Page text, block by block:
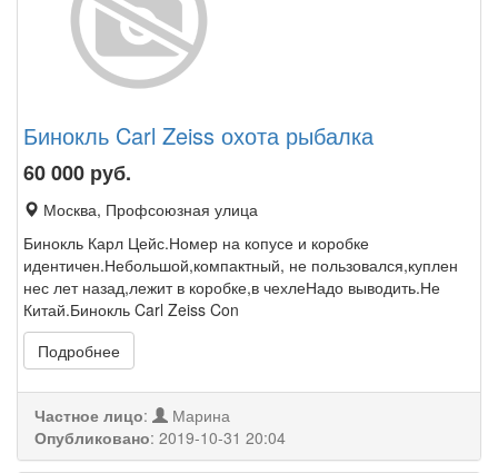
Бинокль Carl Zeiss охота рыбалка
60 000 руб.
Москва, Профсоюзная улица
Бинокль Карл Цейс.Номер на копусе и коробке
идентичен.Небольшой,компактный, не пользовался,куплен
нес лет назад,лежит в коробке,в чехлеНадо выводить.Не
Китай.Бинокль Carl Zeiss Con
Подробнее
Частное лицо:
Марина
Опубликовано: 2019-10-31 20:04